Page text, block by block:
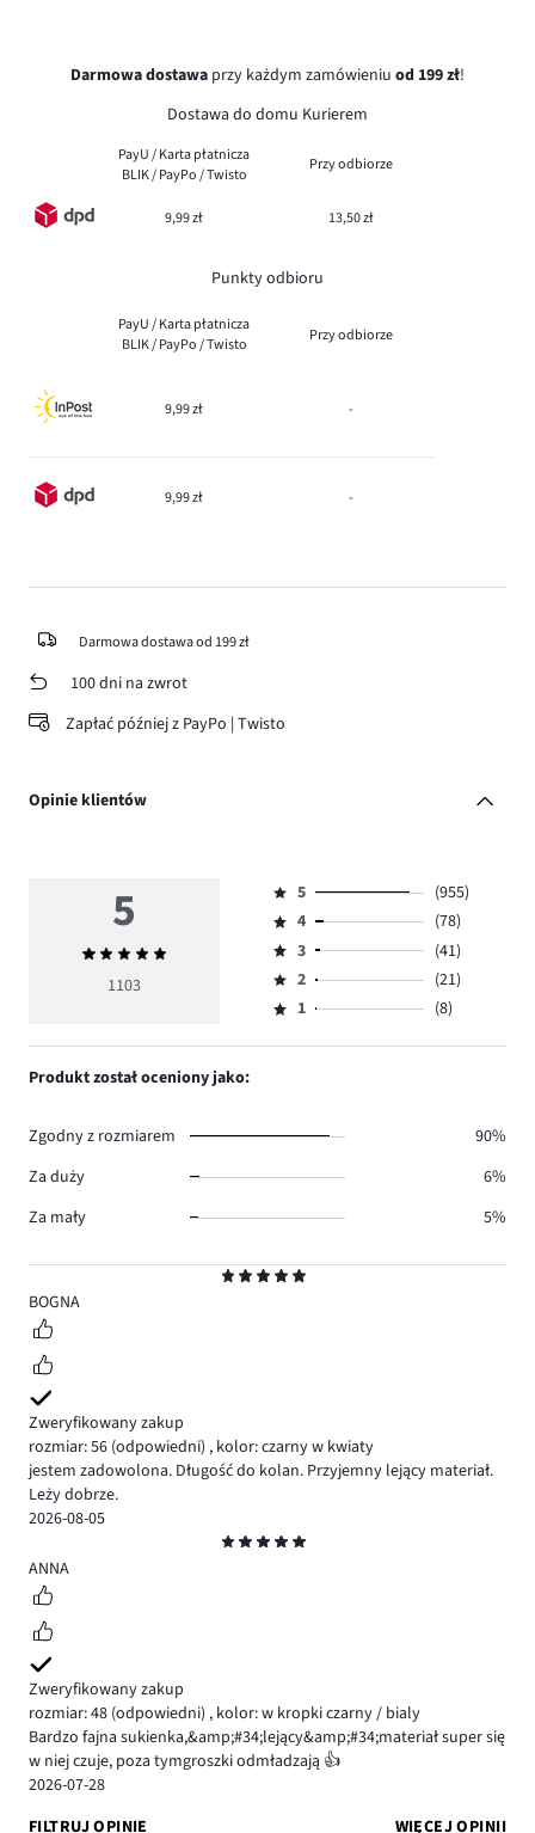
Darmowa dostawa przy każdym zamówieniu od 199 zł!
Dostawa do domu Kurierem
PayU / Karta płatnicza
BLIK / PayPo / Twisto
Przy odbiorze
9,99 zł 13,50 zł
Punkty odbioru
PayU / Karta płatnicza
BLIK / PayPo / Twisto
Przy odbiorze
9,99 zł -
9,99 zł -
Darmowa dostawa od 199 zł
100 dni na zwrot
Zapłać później z PayPo | Twisto
Opinie klientów
5
BOGNA
Zweryfikowany zakup
rozmiar: 56 (odpowiedni) , kolor: czarny w kwiaty
jestem zadowolona. Długość do kolan. Przyjemny lejący materiał.
Leży dobrze.
2026-08-05
5
ANNA
Zweryfikowany zakup
rozmiar: 48 (odpowiedni) , kolor: w kropki czarny / bialy
Bardzo fajna sukienka,&amp;#34;lejący&amp;#34;materiał super się
w niej czuje, poza tymgroszki odmładzają 👍
2026-07-28
FILTRUJ OPINIE
WIĘCEJ OPINII
5
Średnia
ocena
1103
Ocena
5,
ilość
głosów
955.
5
(955)
Ocena
4,
ilość
głosów
4
(78)
Ocena
3,
ilość
3
(41)
Ocena
2,
2
(21)
Ocena
1,
1 (8)
Produkt został oceniony jako:
Zgodny z rozmiarem
90%
Za duży
6%
Za mały
5%